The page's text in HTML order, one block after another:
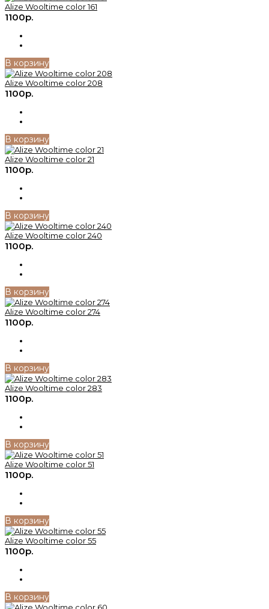
Alize Wooltime color 161
1100р.
В корзину
Alize Wooltime color 208
1100р.
В корзину
Alize Wooltime color 21
1100р.
В корзину
Alize Wooltime color 240
1100р.
В корзину
Alize Wooltime color 274
1100р.
В корзину
Alize Wooltime color 283
1100р.
В корзину
Alize Wooltime color 51
1100р.
В корзину
Alize Wooltime color 55
1100р.
В корзину